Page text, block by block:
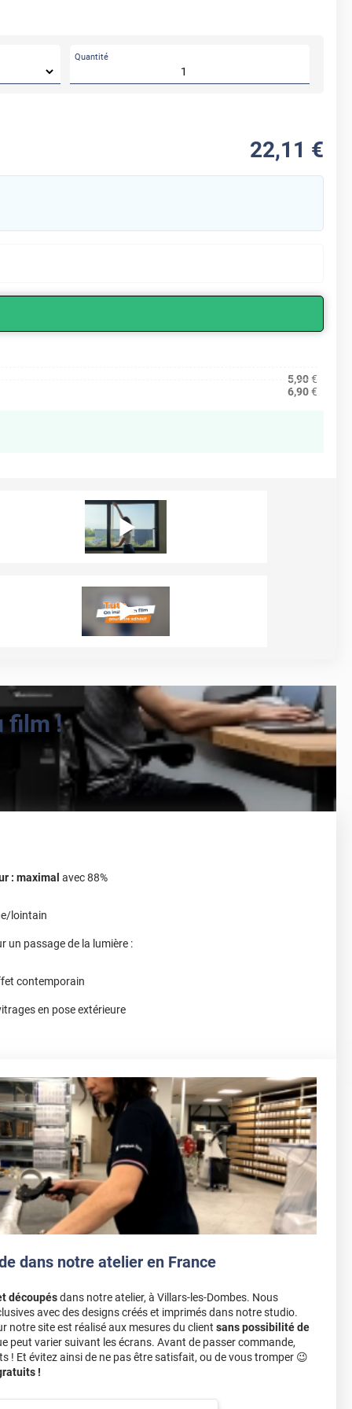
Quantité
22,11 €
5,90€
6,90€
film !
: maximal avec 88%
lointain
un passage de la lumière :
contemporain
en pose extérieure
dans notre atelier en France
découpésdans notre atelier, à Villars-les-Dombes. Nous
avec des designs créés et imprimés dans notre studio.
notre site est réalisé aux mesures du client sans possibilité de
peut varier suivant les écrans. Avant de passer commande,
! Et évitez ainsi de ne pas être satisfait, ou de vous tromper 😉
!